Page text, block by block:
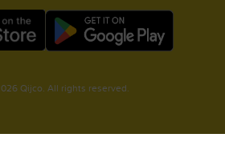
Qijco. All rights reserved.